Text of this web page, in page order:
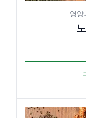
영양